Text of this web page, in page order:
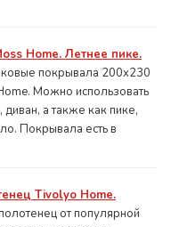
Home. Летнее пике.
покрывала 200x230
Можно использовать
а также как пике,
Покрывала есть в
Tivolyo Home.
от популярной